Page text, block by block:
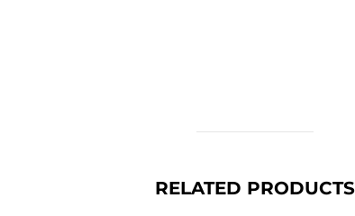
RELATED PRODUCTS